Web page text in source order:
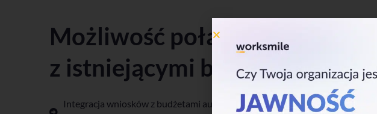
Możliwość połączenia bonusów
z istniejącymi budżetami
Integracja wniosków z budżetami automatyzacje oraz usprawnia procesy